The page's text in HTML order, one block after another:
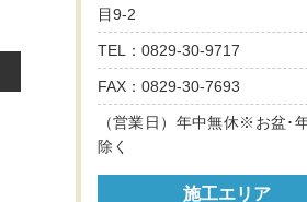
目9-2
TEL：0829-30-9717
FAX：0829-30-7693
（営業日）年中無休※お盆･
除く
施工エリア